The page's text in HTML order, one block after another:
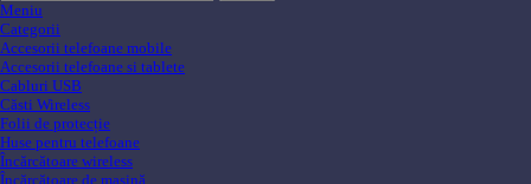
Meniu
Categorii
Accesorii telefoane mobile
Accesorii telefoane si tablete
Cabluri USB
Căsti Wireless
Folii de protecție
Huse pentru telefoane
Încărcătoare wireless
Încărcătoare de mașină